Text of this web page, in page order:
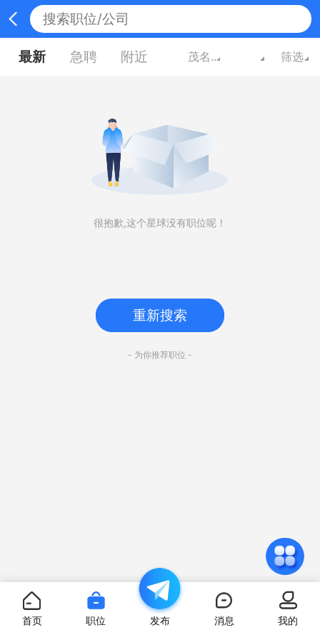
最新 急聘 附近 茂名广东 筛选
很抱歉,这个星球没有职位呢！
重新搜索
- 为你推荐职位 -
首页 职位 发布 消息 我的